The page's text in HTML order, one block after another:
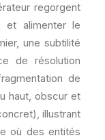
regorgent
et alimenter le
une subtilité
de résolution
de
haut, obscur et
illustrant
où des entités